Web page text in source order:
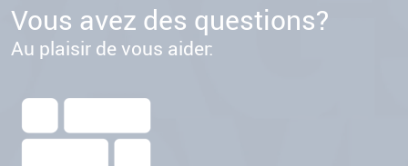
Vous avez des questions?
Au plaisir de vous aider: